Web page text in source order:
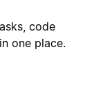
code
one place.